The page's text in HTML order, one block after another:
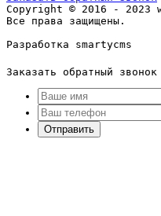
Copyright © 2016 - 2023
Все права защищены.
Разработка smartycms
Заказать обратный звонок
Отправить